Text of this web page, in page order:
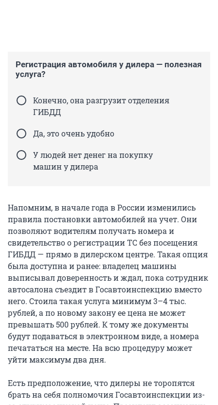
Регистрация автомобиля у дилера — полезная
услуга?
Конечно, она разгрузит отделения
ГИБДД
Да, это очень удобно
У людей нет денег на покупку
машин у дилера
Напомним, в начале года в России изменились
правила постановки автомобилей на учет. Они
позволяют водителям получать номера и
свидетельство о регистрации ТС без посещения
ГИБДД — прямо в дилерском центре. Такая опция
была доступна и ранее: владелец машины
выписывал доверенность и ждал, пока сотрудник
автосалона съездит в Госавтоинспекцию вместо
него. Стоила такая услуга минимум 3–4 тыс.
рублей, а по новому закону ее цена не может
превышать 500 рублей. К тому же документы
будут подаваться в электронном виде, а номера
печататься на месте. На всю процедуру может
уйти максимум два дня.
Есть предположение, что дилеры не торопятся
брать на себя полномочия Госавтоинспекции из-